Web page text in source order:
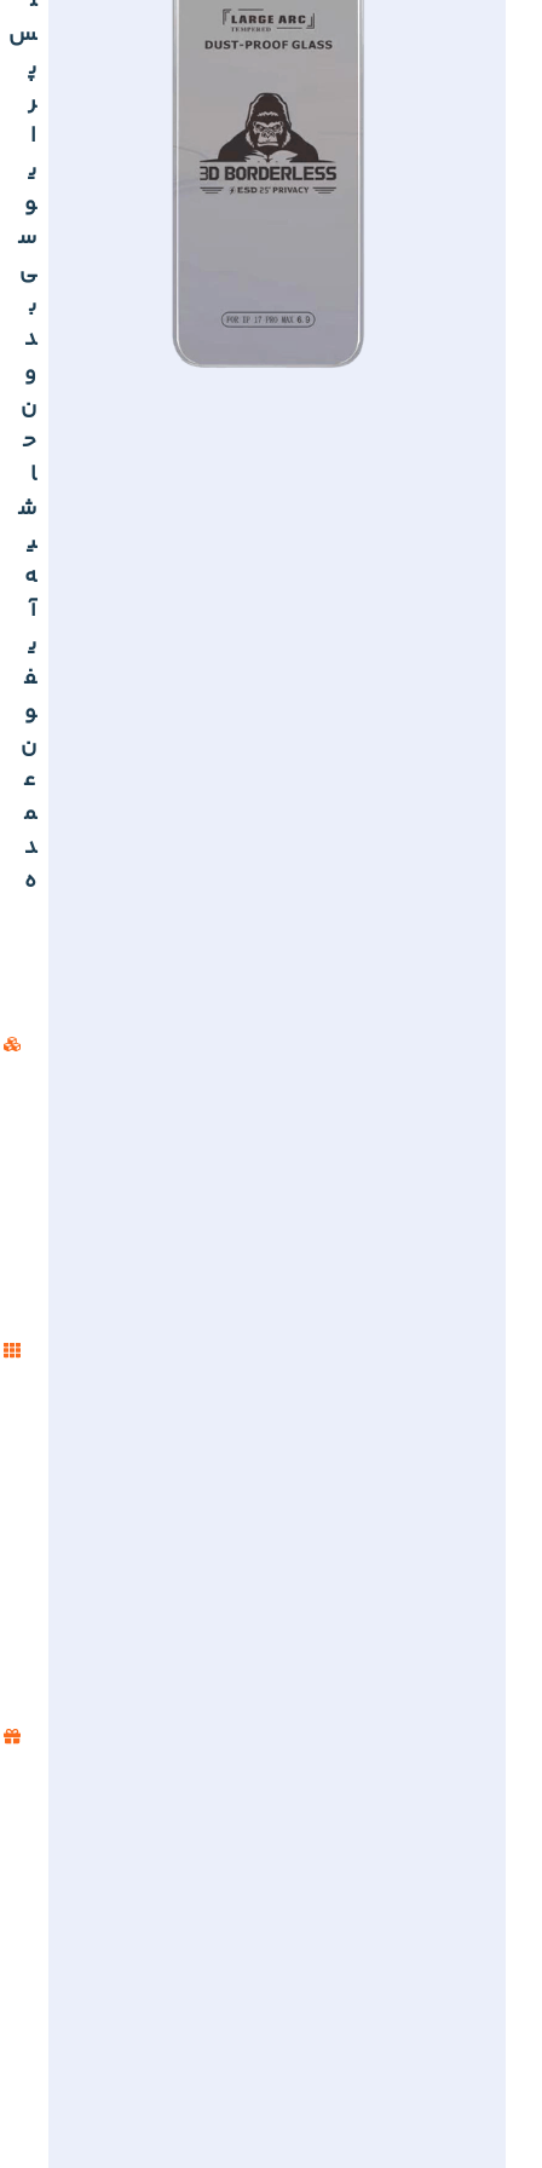
س
پ
ر
ا
ی
و
س
ی
ب
د
و
ن
ح
ا
ش
ی
ه
آ
ی
ف
و
ن
ع
م
د
ه